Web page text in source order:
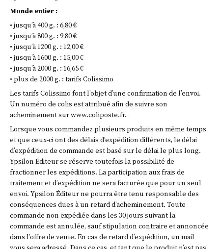
Monde entier :
• jusqu’à 400 g. : 6,80 €
• jusqu’à 800 g. : 9,80 €
• jusqu’à 1200 g. : 12,00 €
• jusqu’à 1600 g. : 15,00 €
• jusqu’à 2000 g. : 16,65 €
• plus de 2000 g. : tarifs Colissimo
Les tarifs Colissimo font l’objet d’une confirmation de l’envoi.
Un numéro de colis est attribué afin de suivre son
acheminement sur www.coliposte.fr.
Lorsque vous commandez plusieurs produits en même temps
et que ceux-ci ont des délais d’expédition différents, le délai
d’expédition de commande est basé sur le délai le plus long.
Ypsilon Éditeur se réserve toutefois la possibilité de
fractionner les expéditions. La participation aux frais de
traitement et d’expédition ne sera facturée que pour un seul
envoi. Ypsilon Éditeur ne pourra être tenu responsable des
conséquences dues à un retard d’acheminement. Toute
commande non expédiée dans les 30 jours suivant la
commande est annulée, sauf stipulation contraire et annoncée
dans l’offre de vente. En cas de retard d’expédition, un mail